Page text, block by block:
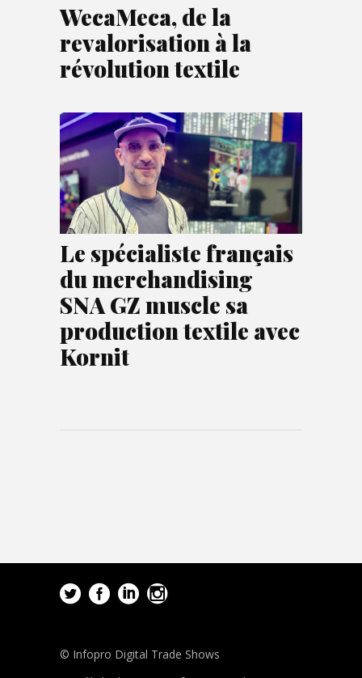
WecaMeca, de la
revalorisation à la
révolution textile
Le spécialiste français
du merchandising
SNA GZ muscle sa
production textile avec
Kornit
© Infopro Digital Trade Shows